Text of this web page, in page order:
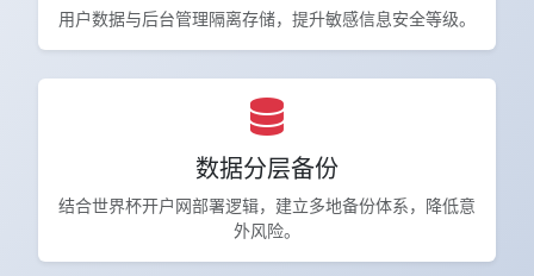
用户数据与后台管理隔离存储，提升敏感信息安全等级。
数据分层备份
结合世界杯开户网部署逻辑，建立多地备份体系，降低意
外风险。